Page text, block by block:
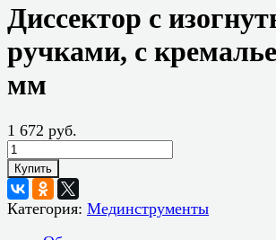
Диссектор с
ручками, с
мм
1 672 руб.
Купить
Категория: Мединструменты